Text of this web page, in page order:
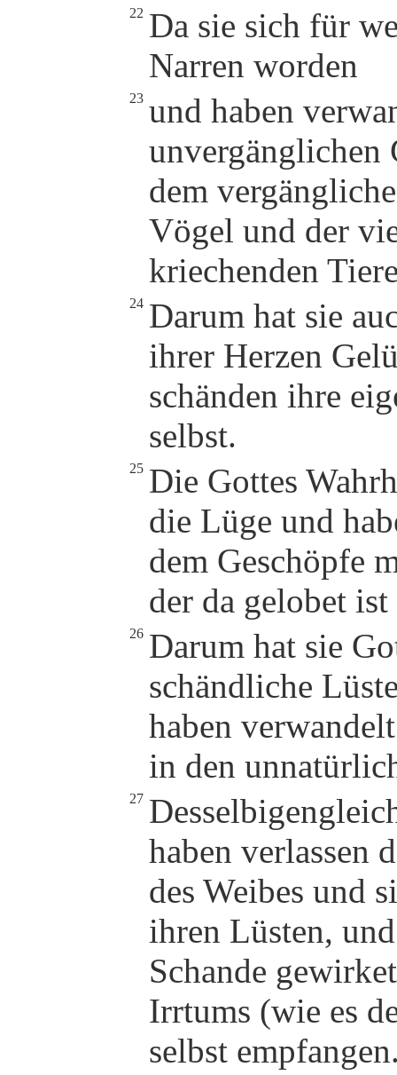
22 Da sie sich für
Narren worden
23 und haben
dem
Vögel und der
kriechenden
24 Darum hat sie
ihrer Herzen
schänden ihre
selbst.
25 Die Gottes
die Lüge und
dem Geschöpfe
der da gelobet
26 Darum hat sie
schändliche
haben
in den
27
haben verlassen
des Weibes und
ihren Lüsten,
Schande
Irrtums (wie es
selbst